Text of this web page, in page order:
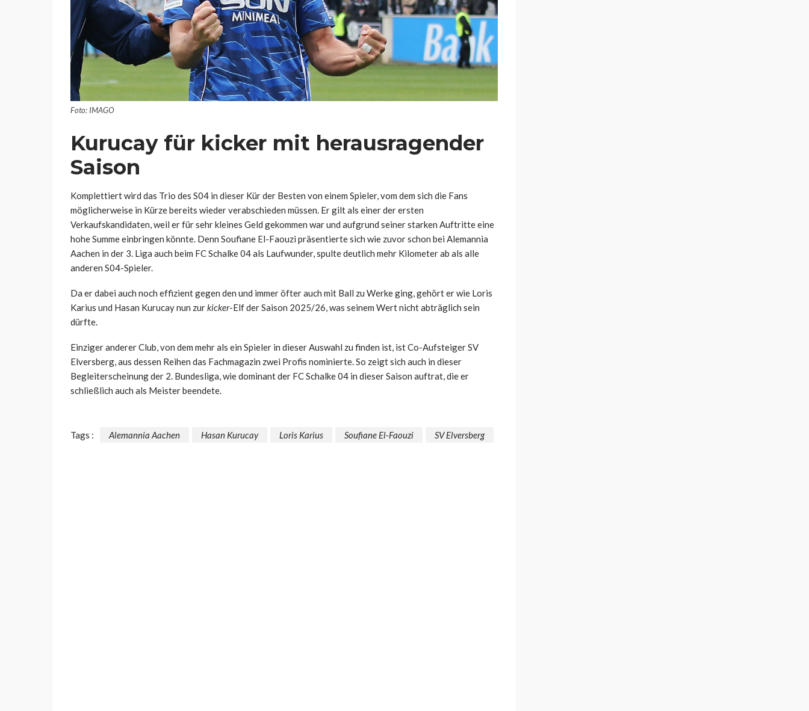
Foto: IMAGO
Kurucay für kicker mit herausragender
Saison
Komplettiert wird das Trio des S04 in dieser Kür der Besten von einem Spieler, vom dem sich die Fans
möglicherweise in Kürze bereits wieder verabschieden müssen. Er gilt als einer der ersten
Verkaufskandidaten, weil er für sehr kleines Geld gekommen war und aufgrund seiner starken Auftritte eine
hohe Summe einbringen könnte. Denn Soufiane El-Faouzi präsentierte sich wie zuvor schon bei Alemannia
Aachen in der 3. Liga auch beim FC Schalke 04 als Laufwunder, spulte deutlich mehr Kilometer ab als alle
anderen S04-Spieler.
Da er dabei auch noch effizient gegen den und immer öfter auch mit Ball zu Werke ging, gehört er wie Loris
Karius und Hasan Kurucay nun zurkicker-Elf der Saison 2025/26, was seinem Wert nicht abträglich sein
dürfte.
Einziger anderer Club, von dem mehr als ein Spieler in dieser Auswahl zu finden ist, ist Co-Aufsteiger SV
Elversberg, aus dessen Reihen das Fachmagazin zwei Profis nominierte. So zeigt sich auch in dieser
Begleiterscheinung der 2. Bundesliga, wie dominant der FC Schalke 04 in dieser Saison auftrat, die er
schließlich auch als Meister beendete.
Tags : Alemannia Aachen Hasan Kurucay Loris Karius Soufiane El-Faouzi SV Elversberg